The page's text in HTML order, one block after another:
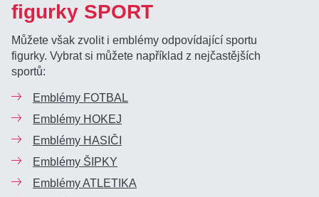
figurky SPORT
Můžete však zvolit i emblémy odpovídající sportu
figurky. Vybrat si můžete například z nejčastějších
sportů:
Emblémy FOTBAL
Emblémy HOKEJ
Emblémy HASIČI
Emblémy ŠIPKY
Emblémy ATLETIKA